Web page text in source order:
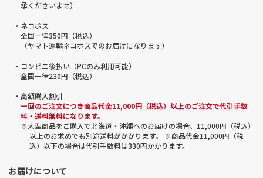
承くださいませ）
・ネコポス
全国一律350円（税込）
（ヤマト運輸ネコポスでのお届けになります）
・コンビニ後払い（PCのみ利用可能）
全国一律230円（税込）
・高額購入割引
一回のご注文につき商品代金11,000円（税込）以上のご注文で代引手数
料・送料無料になります。
※大型商品をご購入で北海道・沖縄へのお届けの場合、11,000円（税込）
以上のお求めでも別途送料がかかります。 ※商品代金11,000円（税
込）以下の場合は代引手数料は330円かかります。
お届けについて